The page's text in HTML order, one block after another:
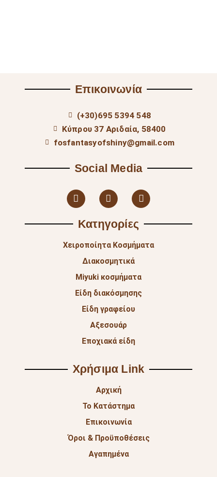
Επικοινωνία
(+30)695 5394 548
Κύπρου 37 Αριδαία, 58400
fosfantasyofshiny@gmail.com
Social Media
Κατηγορίες
Χειροποίητα Κοσμήματα
Διακοσμητικά
Miyuki κοσμήματα
Είδη διακόσμησης
Είδη γραφείου
Αξεσουάρ
Εποχιακά είδη
Χρήσιμα Link
Αρχική
Το Κατάστημα
Επικοινωνία
Όροι & Προϋποθέσεις
Αγαπημένα